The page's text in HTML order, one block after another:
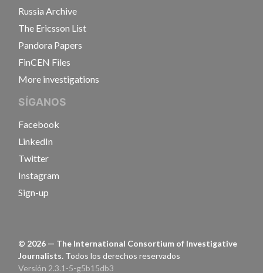
Russia Archive
The Ericsson List
Pandora Papers
FinCEN Files
More investigations
SÍGANOS
Facebook
LinkedIn
Twitter
Instagram
Sign-up
© 2026 — The International Consortium of Investigative
Journalists. Todos los derechos reservados
Versión 2.3.1-5-g5b15db3